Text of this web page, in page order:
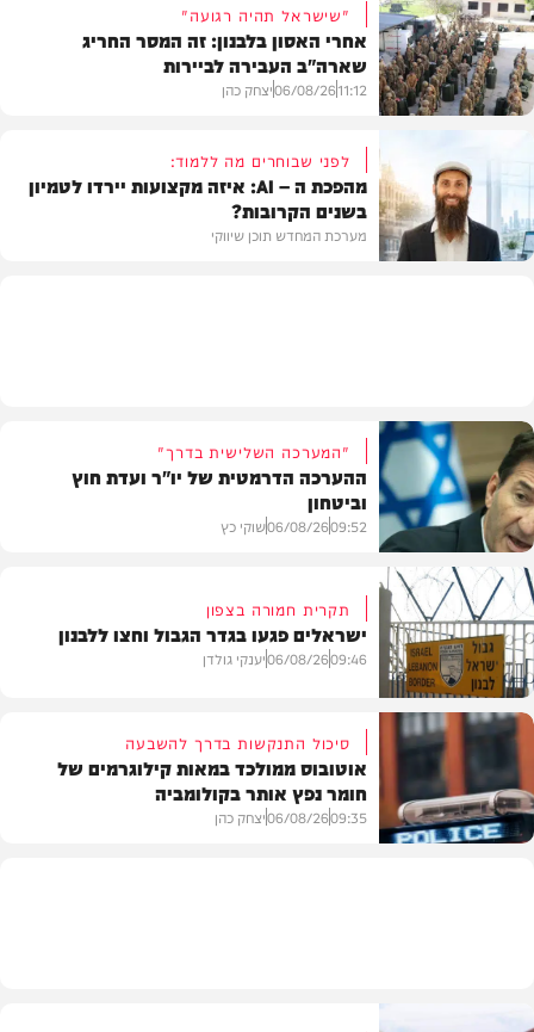
בעולם
מדיני
"שישראל תהיה רגועה"
אחרי האסון בלבנון: זה המסר החריג
שארה"ב העבירה לביירות
11:12
06/08/26יצחק כהן
לפני שבוחרים מה ללמוד:
מהפכת ה – AI: איזה מקצועות יירדו לטמיון
בשנים הקרובות?
מערכת המחדש תוכן שיווקי
חדשות
"המערכה השלישית בדרך"
ההערכה הדרמטית של יו"ר ועדת חוץ
וביטחון
09:52
06/08/26שוקי כץ
חדשות
תקרית חמורה בצפון
ישראלים פגעו בגדר הגבול וחצו ללבנון
09:46
06/08/26יענקי גולדן
סיכול התנקשות בדרך להשבעה
אוטובוס ממולכד במאות קילוגרמים של
חומר נפץ אותר בקולומביה
09:35
06/08/26יצחק כהן